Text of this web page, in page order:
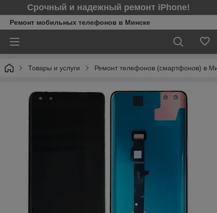
Срочный и надежный ремонт iPhone!
Ремонт мобильных телефонов в Минcке
Товары и услуги Ремонт телефонов (смартфонов) в